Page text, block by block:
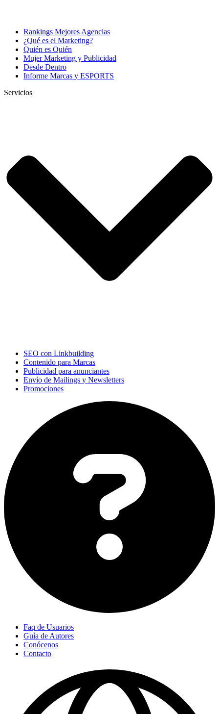
Rankings Mejores Agencias
¿Qué es el Marketing?
Quién es Quién
Mujer Marketing y Publicidad
Desde Dentro
Informe Marcas y ESPORTS
Servicios
SEO con Linkbuilding
Contenido para Marcas
Publicidad para anunciantes
Envío de Mailings y Newsletters
Promociones
Faq de Usuarios
Guía de Autores
Conócenos
Contacto